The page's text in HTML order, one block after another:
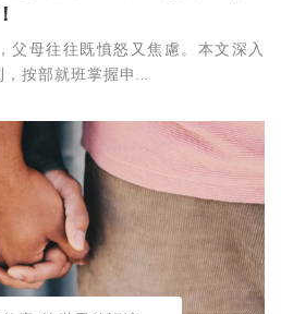
父母往往既憤怒又焦慮。本文深入
按部就班掌握申...